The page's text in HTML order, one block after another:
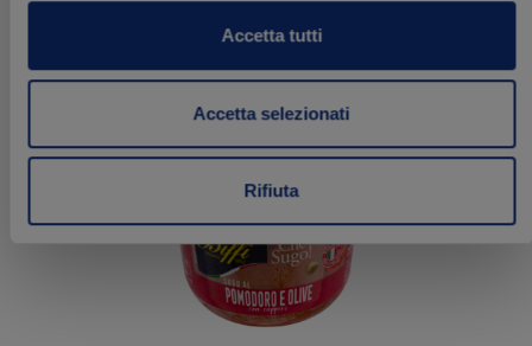
Accetta tutti
Accetta selezionati
Rifiuta
ai